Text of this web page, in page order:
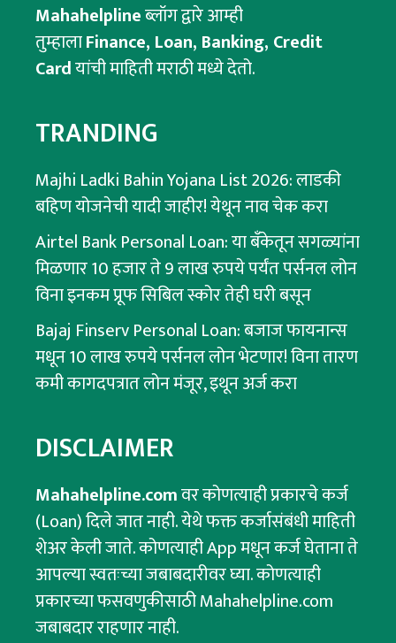
Mahahelplineब्लॉग द्वारे आम्ही
तुम्हालाFinance, Loan, Banking, Credit
Cardयांची माहिती मराठी मध्ये देतो.
TRANDING
Majhi Ladki Bahin Yojana List 2026: लाडकी
बहिण योजनेची यादी जाहीर! येथून नाव चेक करा
Airtel Bank Personal Loan: या बँकेतून सगळ्यांना
मिळणार 10 हजार ते 9 लाख रुपये पर्यंत पर्सनल लोन
विना इनकम प्रूफ सिबिल स्कोर तेही घरी बसून
Bajaj Finserv Personal Loan: बजाज फायनान्स
मधून 10 लाख रुपये पर्सनल लोन भेटणार! विना तारण
कमी कागदपत्रात लोन मंजूर, इथून अर्ज करा
DISCLAIMER
Mahahelpline.comवर कोणत्याही प्रकारचे कर्ज
(Loan) दिले जात नाही. येथे फक्त कर्जासंबंधी माहिती
शेअर केली जाते. कोणत्याही App मधून कर्ज घेताना ते
आपल्या स्वतःच्या जबाबदारीवर घ्या. कोणत्याही
प्रकारच्या फसवणुकीसाठी Mahahelpline.com
जबाबदार राहणार नाही.